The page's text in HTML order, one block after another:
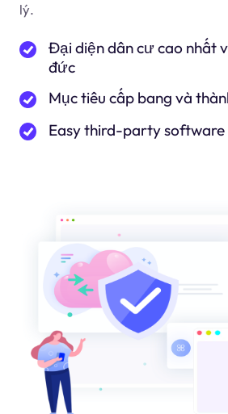
lý.
Đại diện dân cư cao nhất
đức
Mục tiêu cấp bang và
Easy third-party